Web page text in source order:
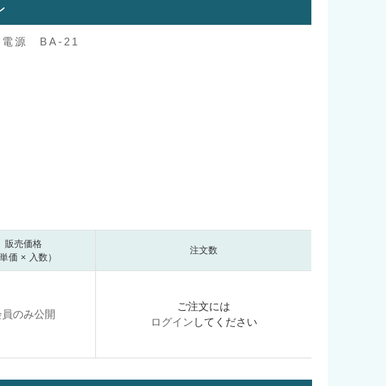
電源 BA-21
販売価格
単価 × 入数）
注文数
員のみ公開
ご注文には
ログイン してください